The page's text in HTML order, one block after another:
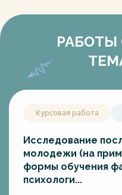
Курсовая работа
Исследование
молодежи (на
формы обучения
психологи...